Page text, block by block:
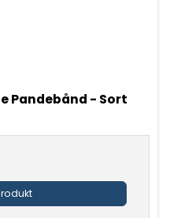
Pandebånd - Sort